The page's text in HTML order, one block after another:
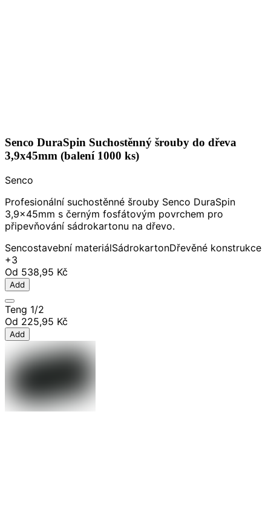
Senco DuraSpin Suchostěnný šrouby do dřeva
3,9x45mm (balení 1000 ks)
Senco
Profesionální suchostěnné šrouby Senco DuraSpin
3,9x45mm s černým fosfátovým povrchem pro
připevňování sádrokartonu na dřevo.
Sencostavební materiálSádrokartonDřevěné konstrukce
+3
Od 538,95 Kč
Add
Teng 1/2
Od 225,95 Kč
Add